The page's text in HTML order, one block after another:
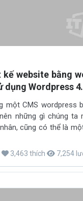
website bằng
dụng Wordpress
một CMS wordpress
những gì chúng ta
cũng có thể là
3,463 thích 7,254